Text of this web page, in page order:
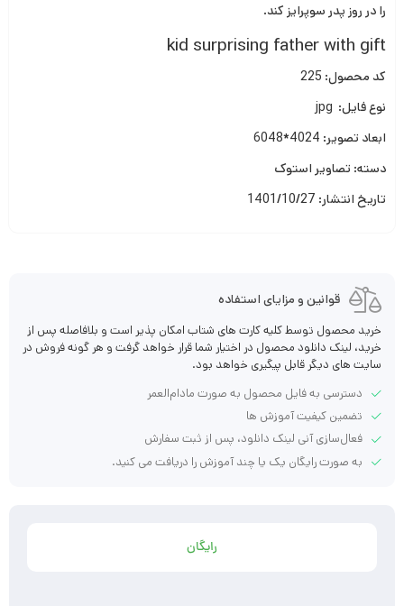
را در روز پدر سوپرایز کند.
kid surprising father with gift
کد محصول: 225
نوع فایل: jpg
ابعاد تصویر: 4024*6048
دسته: تصاویر استوک
تاریخ انتشار: 1401/10/27
قوانین و مزایای استفاده
خرید محصول توسط کلیه کارت های شتاب امکان پذیر است و بلافاصله پس از
خرید، لینک دانلود محصول در اختیار شما قرار خواهد گرفت و هر گونه فروش در
سایت های دیگر قابل پیگیری خواهد بود.
دسترسی به فایل محصول به صورت مادام‌العمر
تضمین کیفیت آموزش ها
فعال‌سازی آنی لینک دانلود، پس از ثبت سفارش
به صورت رایگان یک یا چند آموزش را دریافت می کنید.
رایگان